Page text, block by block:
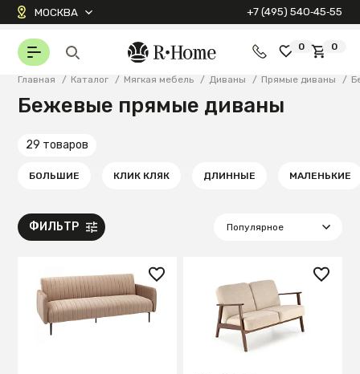
МОСКВА +7 (495) 540‑45‑55
0 0
Главная / Каталог / Мягкая мебель / Диваны / Прямые диваны /
Бежевые прямые диваны
29 товаров
БОЛЬШИЕ КЛИК КЛЯК ДЛИННЫЕ МАЛЕНЬКИЕ
ФИЛЬТР